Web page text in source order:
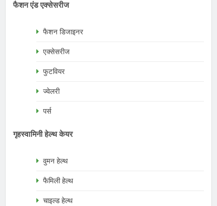
फैशन एंड एक्सेसरीज
फैशन डिजाइनर
एक्सेसरीज
फुटवियर
ज्वेलरी
पर्स
गृहस्वामिनी हेल्थ केयर
वुमन हेल्थ
फैमिली हेल्थ
चाइल्ड हेल्थ